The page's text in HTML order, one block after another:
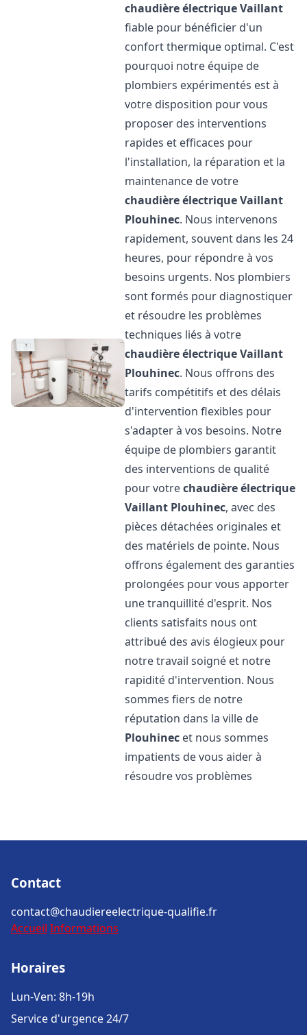
chaudière électrique Vaillant
fiable pour bénéficier d'un
confort thermique optimal. C'est
pourquoi notre équipe de
plombiers expérimentés est à
votre disposition pour vous
proposer des interventions
rapides et efficaces pour
l'installation, la réparation et la
maintenance de votre
chaudière électrique Vaillant
Plouhinec. Nous intervenons
rapidement, souvent dans les 24
heures, pour répondre à vos
besoins urgents. Nos plombiers
sont formés pour diagnostiquer
et résoudre les problèmes
techniques liés à votre
chaudière électrique Vaillant
Plouhinec. Nous offrons des
tarifs compétitifs et des délais
d'intervention flexibles pour
s'adapter à vos besoins. Notre
équipe de plombiers garantit
des interventions de qualité
pour votrechaudière électrique
Vaillant Plouhinec, avec des
pièces détachées originales et
des matériels de pointe. Nous
offrons également des garanties
prolongées pour vous apporter
une tranquillité d'esprit. Nos
clients satisfaits nous ont
attribué des avis élogieux pour
notre travail soigné et notre
rapidité d'intervention. Nous
sommes fiers de notre
réputation dans la ville de
Plouhinec et nous sommes
impatients de vous aider à
résoudre vos problèmes
Contact
contact@chaudiereelectrique-qualifie.fr
Accueil Informations
Horaires
Lun-Ven: 8h-19h
Service d'urgence 24/7